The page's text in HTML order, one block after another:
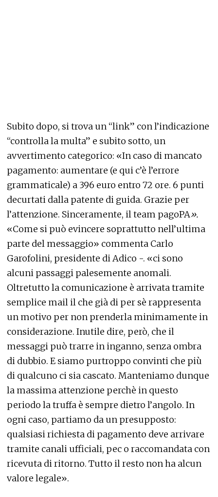
Subito dopo, si trova un “link” con l’indicazione
“controlla la multa” e subito sotto, un
avvertimento categorico: «In caso di mancato
pagamento: aumentare (e qui c’è l’errore
grammaticale) a 396 euro entro 72 ore. 6 punti
decurtati dalla patente di guida. Grazie per
l’attenzione. Sinceramente, il team pagoPA».
«Come si può evincere soprattutto nell’ultima
parte del messaggio» commenta Carlo
Garofolini, presidente di Adico -. «ci sono
alcuni passaggi palesemente anomali.
Oltretutto la comunicazione è arrivata tramite
semplice mail il che già di per sè rappresenta
un motivo per non prenderla minimamente in
considerazione. Inutile dire, però, che il
messaggi può trarre in inganno, senza ombra
di dubbio. E siamo purtroppo convinti che più
di qualcuno ci sia cascato. Manteniamo dunque
la massima attenzione perchè in questo
periodo la truffa è sempre dietro l’angolo. In
ogni caso, partiamo da un presupposto:
qualsiasi richiesta di pagamento deve arrivare
tramite canali ufficiali, pec o raccomandata con
ricevuta di ritorno. Tutto il resto non ha alcun
valore legale».